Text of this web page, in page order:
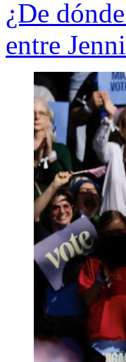
¿De
entre